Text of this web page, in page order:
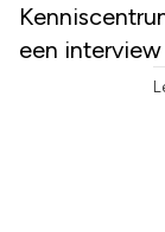
een